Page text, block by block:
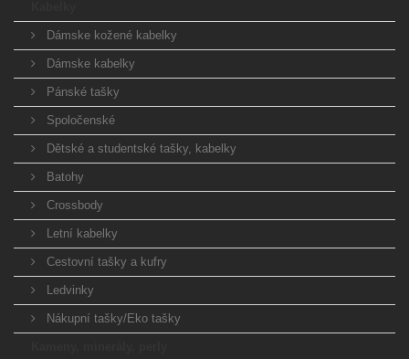
Dámske kožené kabelky
Dámske kabelky
Pánské tašky
Spoločenské
Dětské a studentské tašky, kabelky
Batohy
Crossbody
Letní kabelky
Cestovní tašky a kufry
Ledvinky
Nákupní tašky/Eko tašky